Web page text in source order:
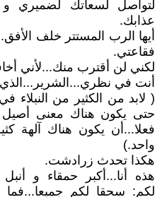
لتواصل لسعاتك لضميري و
عذابك.
أيها الرب المستتر خلف
فقاعتي.
لكني لن أقترب منك...لأني
أنت في
( لابد من الكثير من النبلاء
حتى يكون هناك معنى أصيل
فعلا...أن يكون هناك آلهة
واحد.)
هكذا تحدث زرادشت.
هذه أنا...أكبر حمقاء و
لكم: سحقا لكم